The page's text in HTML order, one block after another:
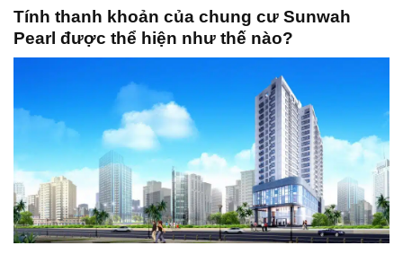
Tính thanh khoản của chung cư Sunwah
Pearl được thể hiện như thế nào?